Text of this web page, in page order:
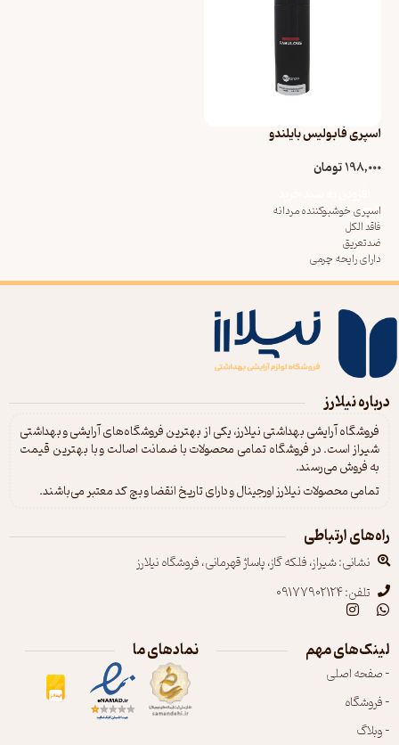
اسپری فابولیس بایلندو
198,000تومان
اسپری خوشبوکننده مردانه
فاقد الکل
ضدتعریق
دارای رایحه چرمی
درباره نیلارز
فروشگاه آرایشی بهداشتی نیلارز، یکی از بهترین فروشگاه‌های آرایشی و بهداشتی
شیراز است. در فروشگاه تمامی محصولات با ضمانت اصالت و با بهترین قیمت
به فروش می‌رسند.
تمامی محصولات نیلارز اورجینال و دارای تاریخ انقضا و بچ کد معتبر می‌باشند.
لینک‌های مهم
- صفحه اصلی
- فروشگاه
- وبلاگ
راه‌های ارتباطی
نشانی: شیراز، فلکه گاز، پاساژ قهرمانی، فروشگاه نیلارز
تلفن: 09177902124
نمادهای ما